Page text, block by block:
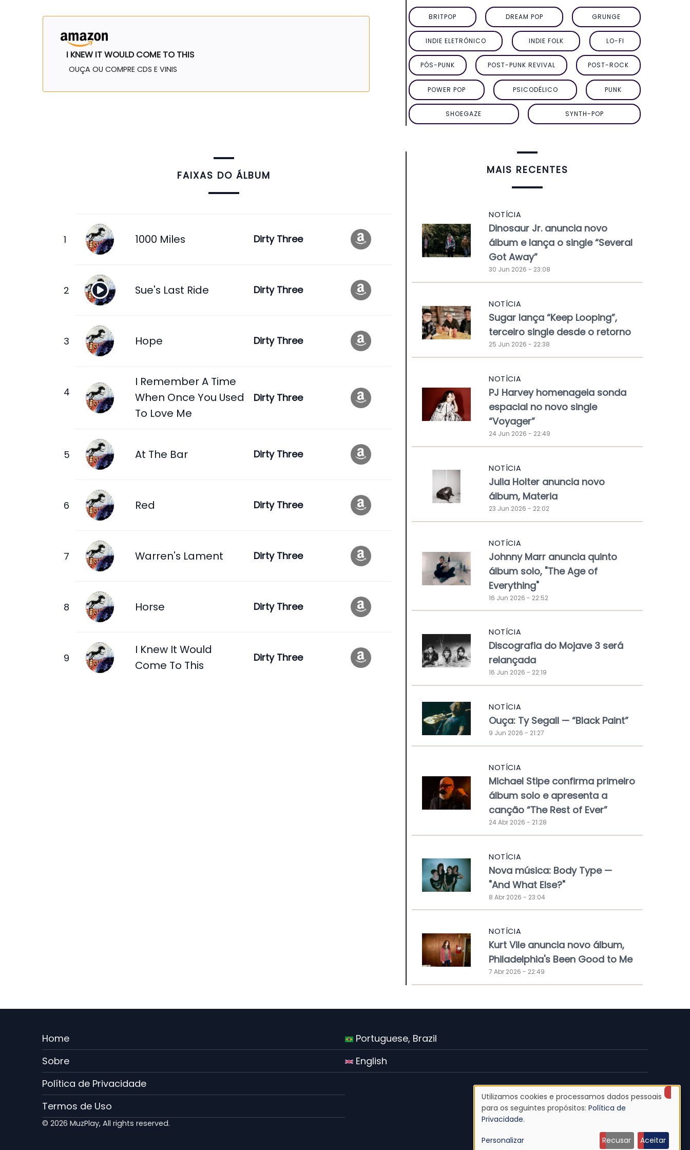
I KNEW IT WOULD COME TO THIS
OUÇA OU COMPRE CDS E VINIS
FAIXAS DO ÁLBUM
1000 Miles Dirty Three
Sue's Last Ride Dirty Three
Hope Dirty Three
I Remember A Time
When Once You Used
To Love Me
Dirty Three
At The Bar Dirty Three
Red Dirty Three
Warren's Lament Dirty Three
Horse Dirty Three
I Knew It Would
Come To This
Dirty Three
BRITPOP DREAM POP GRUNGE
INDIE ELETRÔNICO INDIE FOLK LO-FI
PÓS-PUNK POST-PUNK REVIVAL POST-ROCK
POWER POP PSICODÉLICO PUNK
SHOEGAZE SYNTH-POP
MAIS RECENTES
NOTÍCIA
Dinosaur Jr. anuncia novo
álbum e lança o single “Several
Got Away”
30 Jun 2026 - 23:08
NOTÍCIA
Sugar lança “Keep Looping”,
terceiro single desde o retorno
25 Jun 2026 - 22:38
NOTÍCIA
PJ Harvey homenageia sonda
espacial no novo single
“Voyager”
24 Jun 2026 - 22:49
NOTÍCIA
Julia Holter anuncia novo
álbum, Materia
23 Jun 2026 - 22:02
NOTÍCIA
Johnny Marr anuncia quinto
álbum solo, "The Age of
Everything"
16 Jun 2026 - 22:52
NOTÍCIA
Discografia do Mojave 3 será
relançada
16 Jun 2026 - 22:19
NOTÍCIA
Ouça: Ty Segall — “Black Paint”
9 Jun 2026 - 21:27
NOTÍCIA
Michael Stipe confirma primeiro
álbum solo e apresenta a
canção “The Rest of Ever”
24 Abr 2026 - 21:28
NOTÍCIA
Nova música: Body Type —
"And What Else?"
8 Abr 2026 - 23:04
NOTÍCIA
Kurt Vile anuncia novo álbum,
Philadelphia's Been Good to Me
7 Abr 2026 - 22:49
Menu
Rodape
PT
Home
Sobre
Política de Privacidade
Termos de Uso
Portuguese, Brazil
English
© 2026 MuzPlay, All rights reserved.
Uso
de
Utilizamos cookies e processamos dados pessoais
para os seguintes propósitos: Política de
Privacidade.
Personalizar Recusar Aceitar